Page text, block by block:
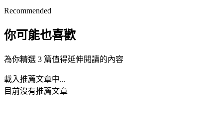
Recommended
你可能也喜歡
為你精選 3 篇值得延伸閱讀的內容
載入推薦文章中...
目前沒有推薦文章